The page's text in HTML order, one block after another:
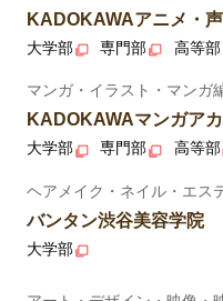
KADOKAWAアニメ・
大学部 専門部 高等部
マンガ・イラスト・マンガ
KADOKAWAマンガア
大学部 専門部 高等部
ヘアメイク・ネイル・エス
バンタン渋谷美容学院
大学部